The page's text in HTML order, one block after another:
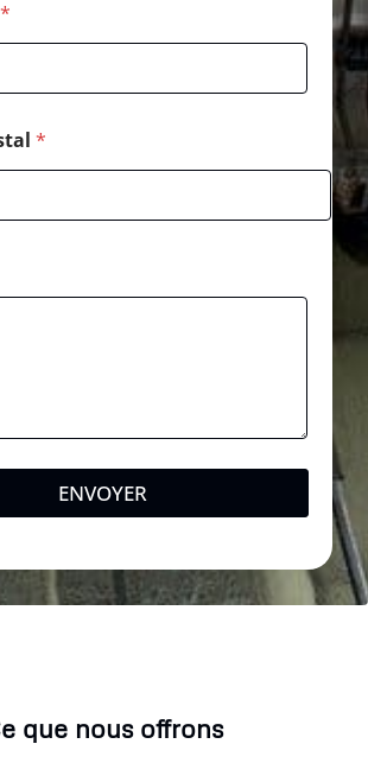
*
*
s
a
g
ENVOYER
que nous offrons